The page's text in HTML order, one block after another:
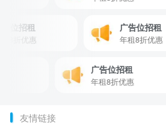
广告位招租
年租8折优惠
广告位招租
年租8折优惠
广告位招租
年租8折优惠
友情链接